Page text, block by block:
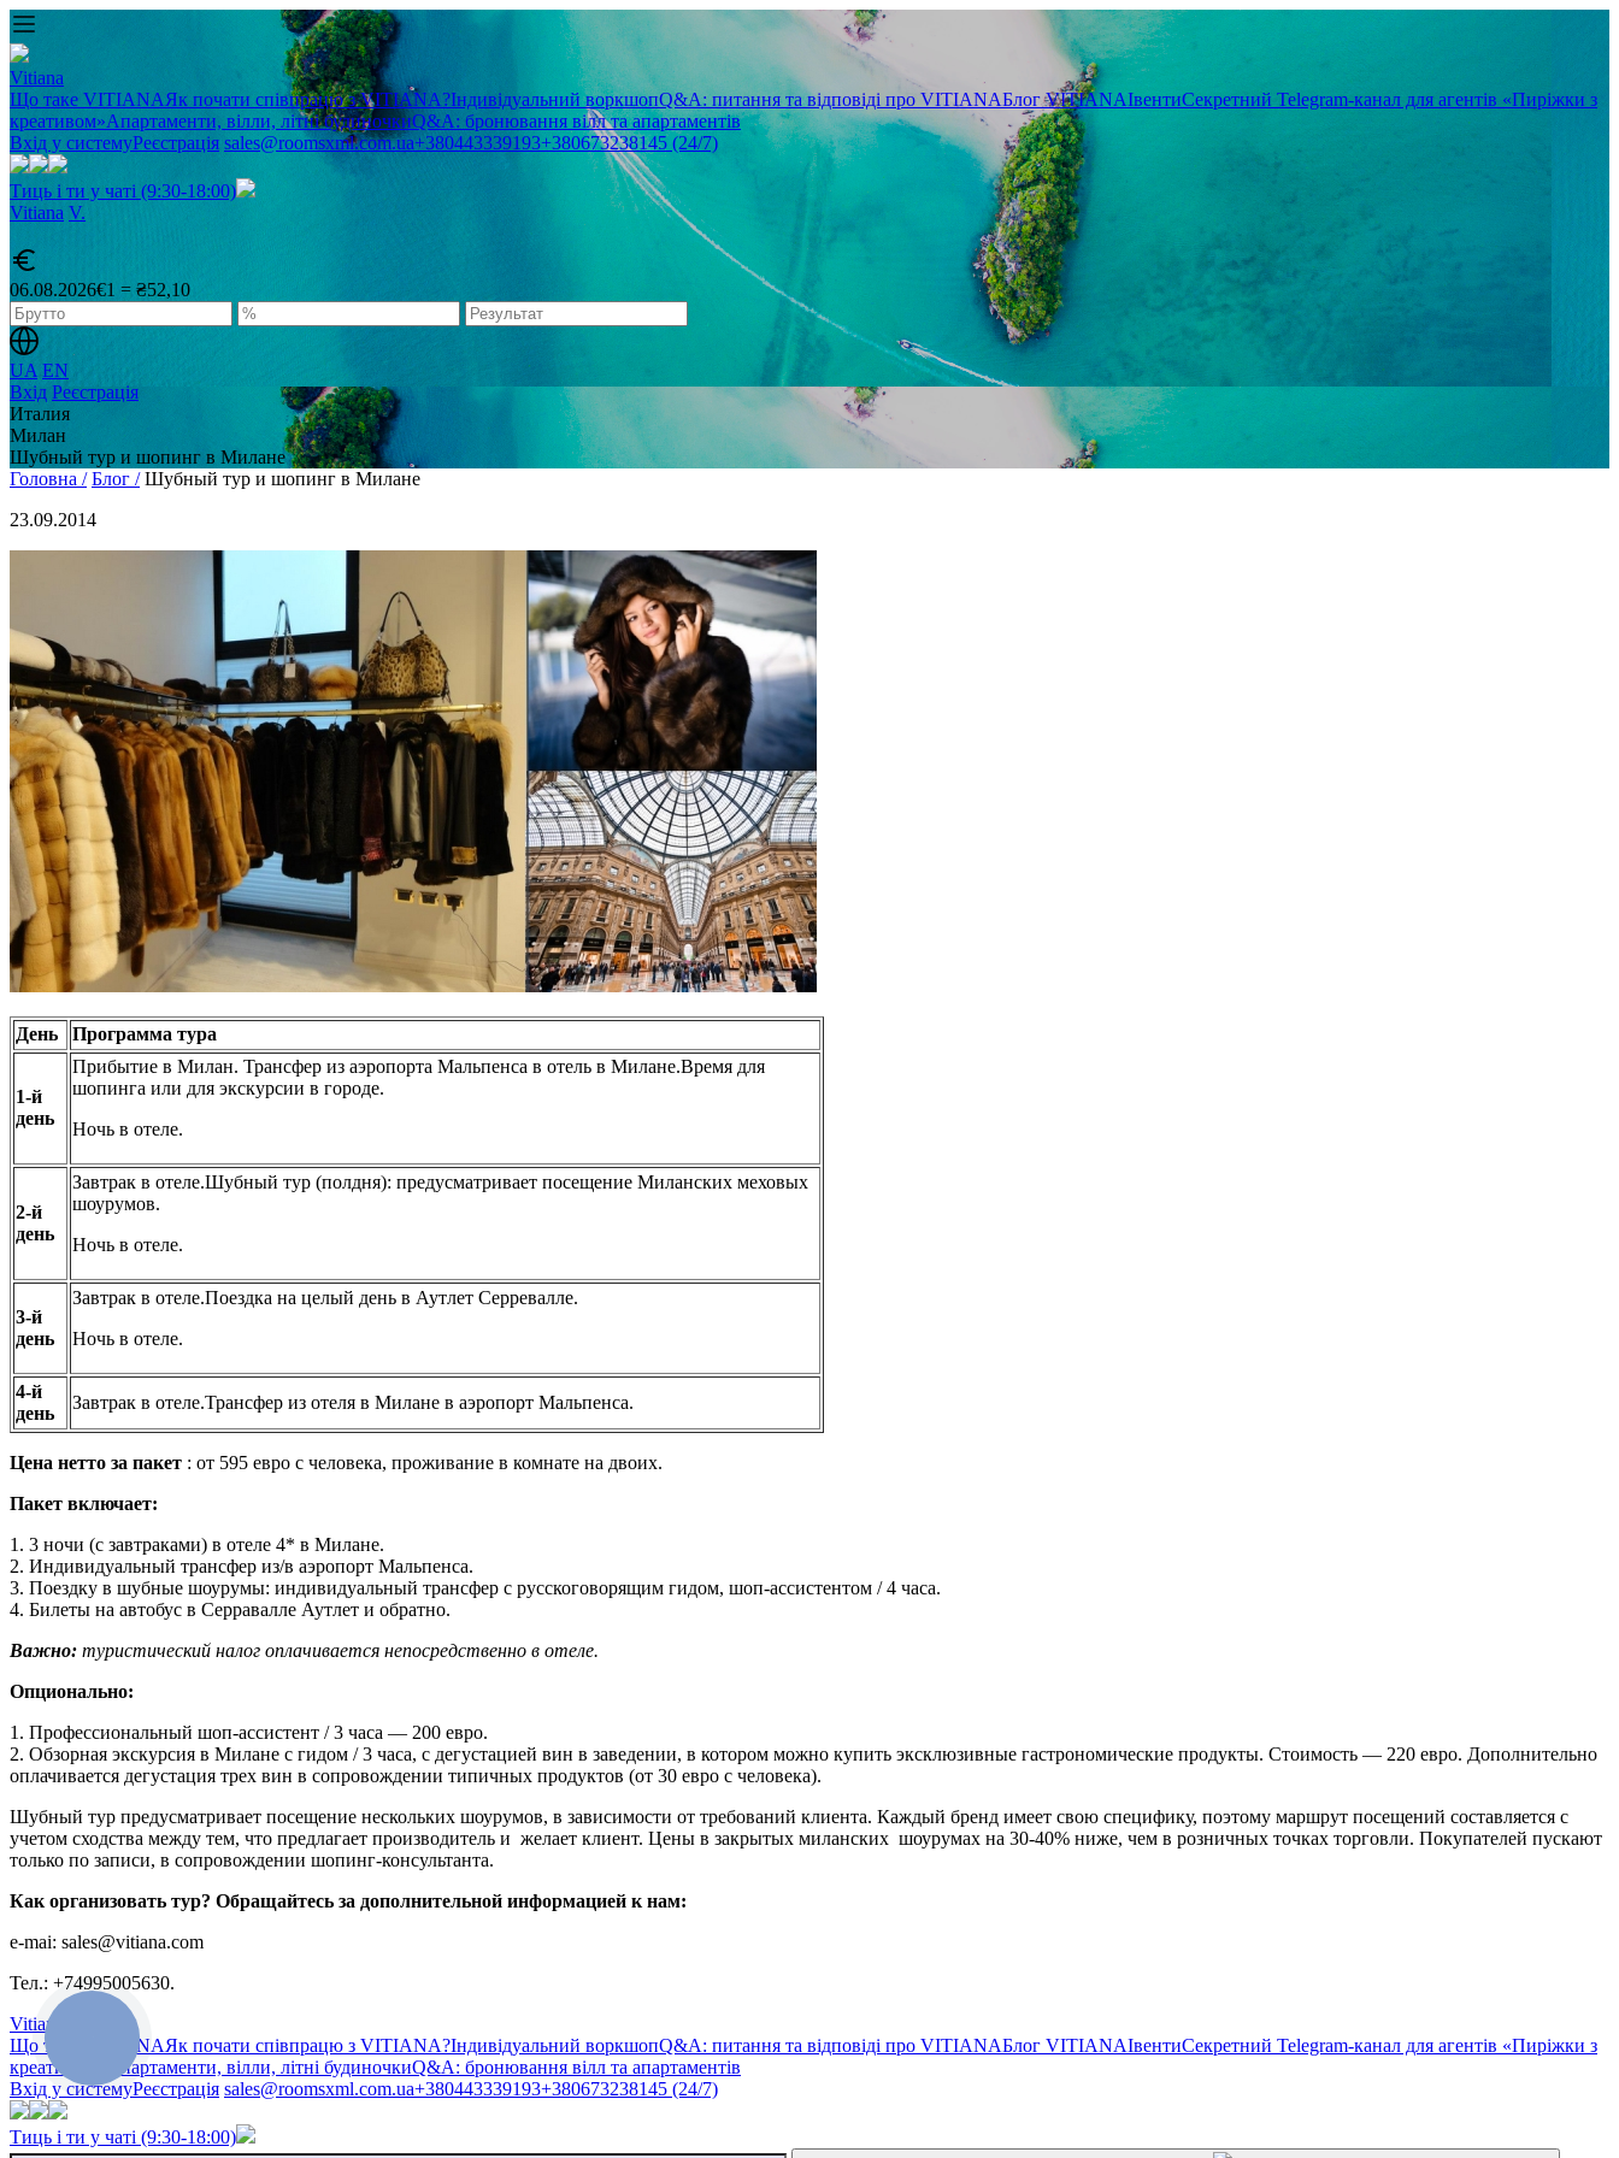
Vitiana
Що таке VITIANAЯк почати співпрацю з VITIANA?Індивідуальний воркшопQ&A: питання та відповіді про VITIANAБлог VITIANAІвентиСекретний Telegram-канал для агентів «Пиріжки з
креативом»Апартаменти, вілли, літні будиночкиQ&A: бронювання вілл та апартаментів
Вхід у системуРеєстрація sales@roomsxml.com.ua+380443339193+380673238145 (24/7)
Тиць і ти у чаті (9:30-18:00)
Vitiana V.
06.08.2026€1 = ₴52,10
UA EN
Вхід Реєстрація
Италия
Милан
Шубный тур и шопинг в Милане
Головна / Блог / Шубный тур и шопинг в Милане
23.09.2014
День Программа тура
1-й
день
Прибытие в Милан. Трансфер из аэропорта Мальпенса в отель в Милане.Время для
шопинга или для экскурсии в городе.
Ночь в отеле.
2-й
день
Завтрак в отеле.Шубный тур (полдня): предусматривает посещение Миланских меховых
шоурумов.
Ночь в отеле.
3-й
день
Завтрак в отеле.Поездка на целый день в Аутлет Серревалле.
Ночь в отеле.
4-й
день
Завтрак в отеле.Трансфер из отеля в Милане в аэропорт Мальпенса.
Цена нетто за пакет : от 595 евро с человека, проживание в комнате на двоих.
Пакет включает:
1. 3 ночи (с завтраками) в отеле 4* в Милане.
2. Индивидуальный трансфер из/в аэропорт Мальпенса.
3. Поездку в шубные шоурумы: индивидуальный трансфер с русскоговорящим гидом, шоп-ассистентом / 4 часа.
4. Билеты на автобус в Серравалле Аутлет и обратно.
Важно: туристический налог оплачивается непосредственно в отеле.
Опционально:
1. Профессиональный шоп-ассистент / 3 часа — 200 евро.
2. Обзорная экскурсия в Милане с гидом / 3 часа, с дегустацией вин в заведении, в котором можно купить эксклюзивные гастрономические продукты. Стоимость — 220 евро. Дополнительно
оплачивается дегустация трех вин в сопровождении типичных продуктов (от 30 евро с человека).
Шубный тур предусматривает посещение нескольких шоурумов, в зависимости от требований клиента. Каждый бренд имеет свою специфику, поэтому маршрут посещений составляется с
учетом сходства между тем, что предлагает производитель и желает клиент. Цены в закрытых миланских шоурумах на 30-40% ниже, чем в розничных точках торговли. Покупателей пускают
только по записи, в сопровождении шопинг-консультанта.
Как организовать тур? Обращайтесь за дополнительной информацией к нам:
e-mai: sales@vitiana.com
Тел.: +74995005630.
Vitiana
Що таке VITIANAЯк почати співпрацю з VITIANA?Індивідуальний воркшопQ&A: питання та відповіді про VITIANAБлог VITIANAІвентиСекретний Telegram-канал для агентів «Пиріжки з
креативом»
Апартаменти, вілли, літні будиночкиQ&A: бронювання вілл та апартаментів
Вхід у системуРеєстрація sales@roomsxml.com.ua+380443339193+380673238145 (24/7)
Тиць і ти у чаті (9:30-18:00)